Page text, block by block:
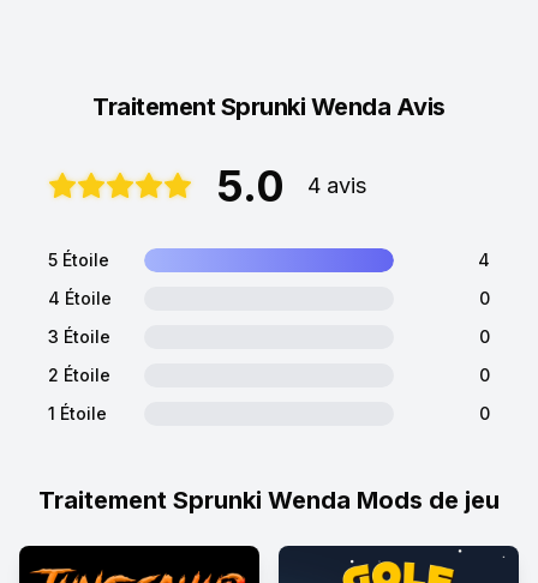
Traitement Sprunki Wenda Mods de jeu
Traitement Sprunki Wenda Avis
5.0 4 avis
5 Étoile
4
4 Étoile
0
3 Étoile
0
2 Étoile
0
1 Étoile
0